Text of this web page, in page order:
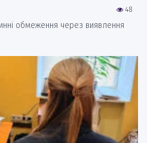
48
обмеження через виявлення